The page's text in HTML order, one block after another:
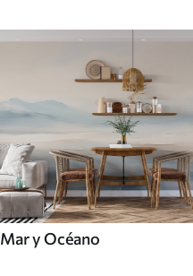
Mar y Océano